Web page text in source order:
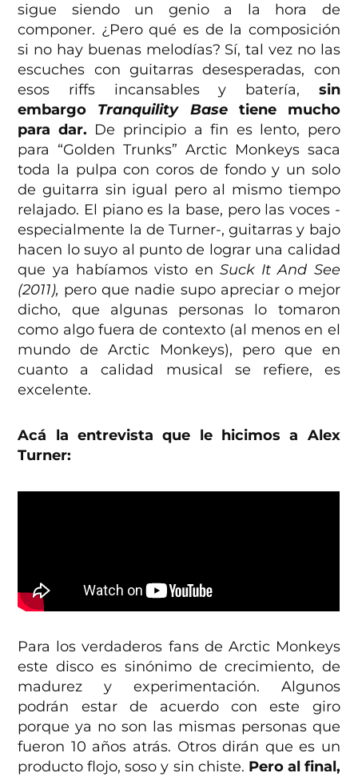
sigue siendo un genio a la hora de
componer. ¿Pero qué es de la composición
si no hay buenas melodías? Sí, tal vez no las
escuches con guitarras desesperadas, con
esos riffs incansables y batería, sin
embargo Tranquility Basetiene mucho
para dar. De principio a fin es lento, pero
para “Golden Trunks” Arctic Monkeys saca
toda la pulpa con coros de fondo y un solo
de guitarra sin igual pero al mismo tiempo
relajado. El piano es la base, pero las voces -
especialmente la de Turner-, guitarras y bajo
hacen lo suyo al punto de lograr una calidad
que ya habíamos visto en Suck It And See
(2011), pero que nadie supo apreciar o mejor
dicho, que algunas personas lo tomaron
como algo fuera de contexto (al menos en el
mundo de Arctic Monkeys), pero que en
cuanto a calidad musical se refiere, es
excelente.
Acá la entrevista que le hicimos a Alex
Turner:
Para los verdaderos fans de Arctic Monkeys
este disco es sinónimo de crecimiento, de
madurez y experimentación. Algunos
podrán estar de acuerdo con este giro
porque ya no son las mismas personas que
fueron 10 años atrás. Otros dirán que es un
producto flojo, soso y sin chiste. Pero al final,